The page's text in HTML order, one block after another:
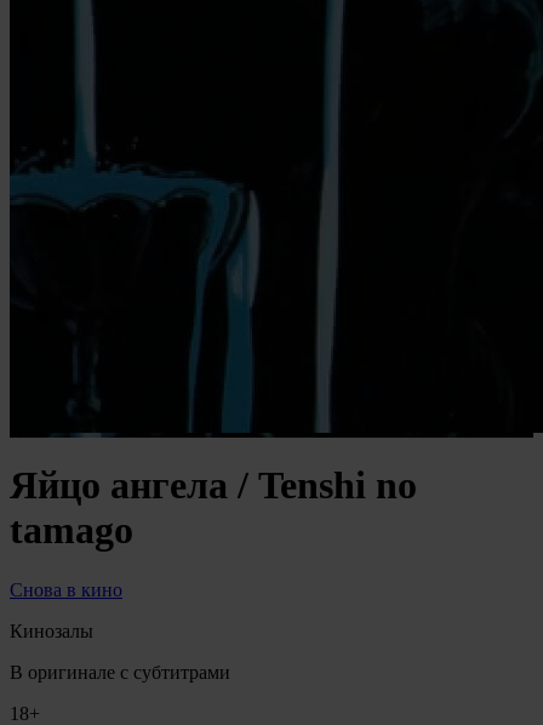
Яйцо ангела / Tenshi no
tamago
Снова в кино
Кинозалы
В оригинале с субтитрами
18+